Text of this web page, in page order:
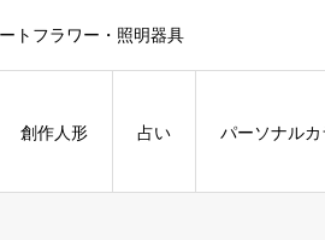
トフラワー・照明器具
創作人形 占い パーソナル